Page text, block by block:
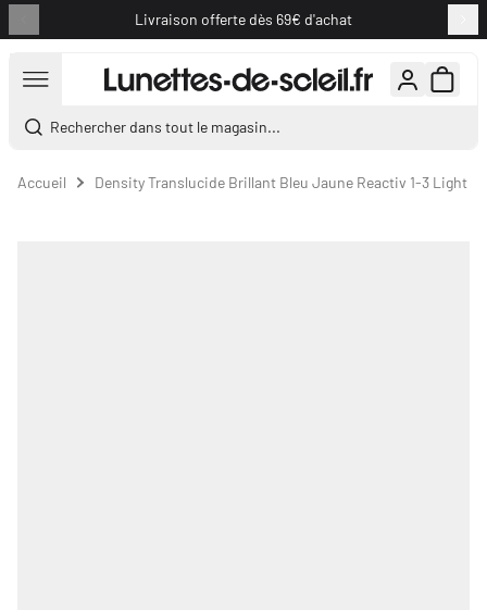
Livraison offerte dès 69€ d'achat
Rechercher dans tout le magasin...
Accueil Density Translucide Brillant Bleu Jaune Reactiv 1-3 Light